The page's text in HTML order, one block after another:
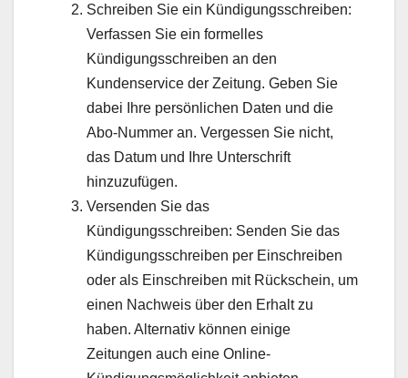
Schreiben Sie ein Kündigungsschreiben:
Verfassen Sie ein formelles
Kündigungsschreiben an den
Kundenservice der Zeitung. Geben Sie
dabei Ihre persönlichen Daten und die
Abo-Nummer an. Vergessen Sie nicht,
das Datum und Ihre Unterschrift
hinzuzufügen.
Versenden Sie das
Kündigungsschreiben: Senden Sie das
Kündigungsschreiben per Einschreiben
oder als Einschreiben mit Rückschein, um
einen Nachweis über den Erhalt zu
haben. Alternativ können einige
Zeitungen auch eine Online-